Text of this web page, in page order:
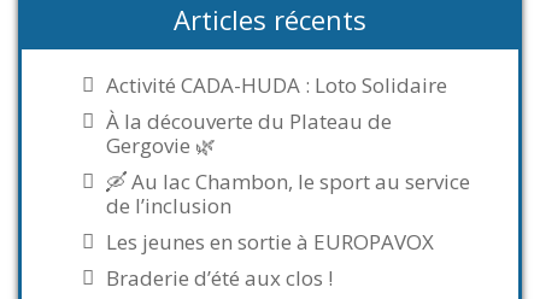
Articles récents
Activité CADA-HUDA : Loto Solidaire
À la découverte du Plateau de
Gergovie 🌿
🛶 Au lac Chambon, le sport au service
de l’inclusion
Les jeunes en sortie à EUROPAVOX
Braderie d’été aux clos !